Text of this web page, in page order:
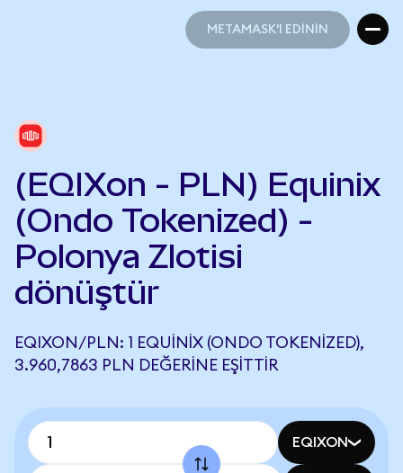
METAMASK'I EDİNİN
(EQIXon - PLN) Equinix
(Ondo Tokenized) -
Polonya Zlotisi
dönüştür
EQIXON/PLN: 1 EQUINIX (ONDO TOKENIZED),
3.960,7863 PLN DEĞERINE EŞITTIR
EQIXON